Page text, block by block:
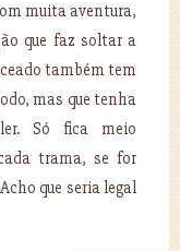
muita aventura,
que faz soltar a
também tem
mas que tenha
Só fica meio
trama, se for
que seria legal